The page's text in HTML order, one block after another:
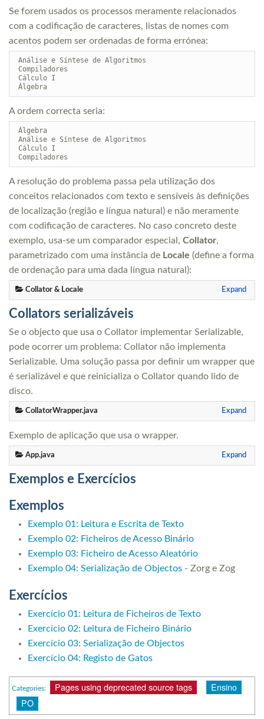
Se forem usados os processos meramente relacionados
com a codificação de caracteres, listas de nomes com
acentos podem ser ordenadas de forma errónea:
Análise e Síntese de Algoritmos
Compiladores
Cálculo I
A ordem correcta seria:
Álgebra
Análise e Síntese de Algoritmos
Cálculo I
A resolução do problema passa pela utilização dos
conceitos relacionados com texto e sensíveis às definições
de localização (região e língua natural) e não meramente
com codificação de caracteres. No caso concreto deste
exemplo, usa-se um comparador especial, Collator,
parametrizado com uma instância de Locale (define a forma
de ordenação para uma dada língua natural):
Expand
Collator & Locale
Collators serializáveis
Se o objecto que usa o Collator implementar Serializable,
pode ocorrer um problema: Collator não implementa
Serializable. Uma solução passa por definir um wrapper que
é serializável e que reinicializa o Collator quando lido de
disco.
Expand
CollatorWrapper.java
Exemplo de aplicação que usa o wrapper.
Expand
App.java
Exemplos e Exercícios
Exemplos
Exemplo 01: Leitura e Escrita de Texto
Exemplo 02: Ficheiros de Acesso Binário
Exemplo 03: Ficheiro de Acesso Aleatório
Exemplo 04: Serialização de Objectos - Zorg e Zog
Exercícios
Exercício 01: Leitura de Ficheiros de Texto
Exercício 02: Leitura de Ficheiro Binário
Exercício 03: Serialização de Objectos
Exercício 04: Registo de Gatos
Categories: Pages using deprecated source tags
Ensino
PO